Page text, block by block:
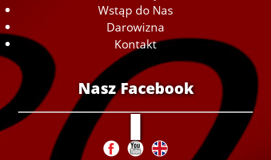
Wstąp do Nas
Darowizna
Kontakt
Nasz Facebook